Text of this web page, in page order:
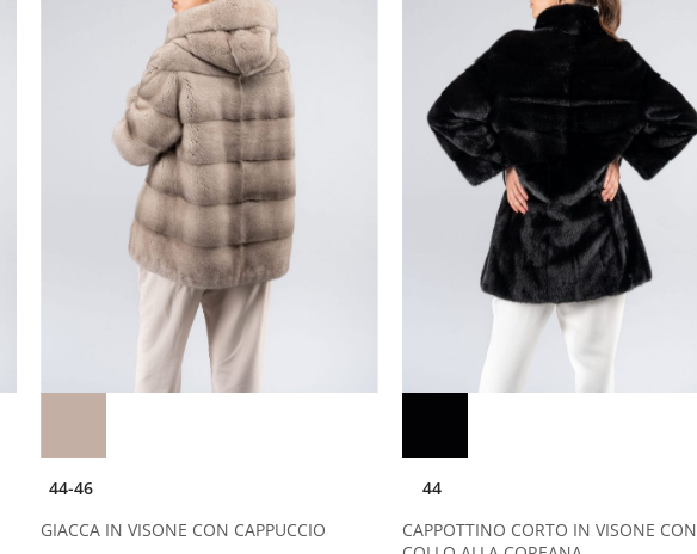
44-46
GIACCA IN VISONE CON CAPPUCCIO
44
CAPPOTTINO CORTO IN VISONE CON